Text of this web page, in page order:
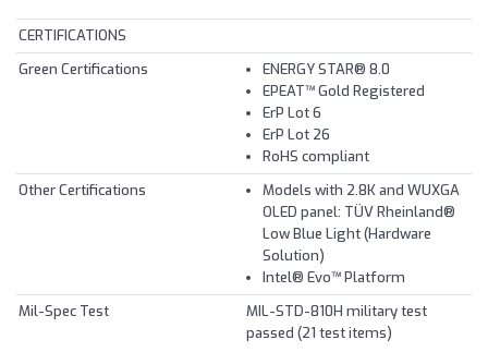
CERTIFICATIONS
Green Certifications
ENERGY STAR® 8.0
EPEAT™ Gold Registered
ErP Lot 6
ErP Lot 26
RoHS compliant
Other Certifications
Models with 2.8K and WUXGA
OLED panel: TÜV Rheinland®
Low Blue Light (Hardware
Solution)
Intel® Evo™ Platform
Mil-Spec Test
MIL-STD-810H military test
passed (21 test items)